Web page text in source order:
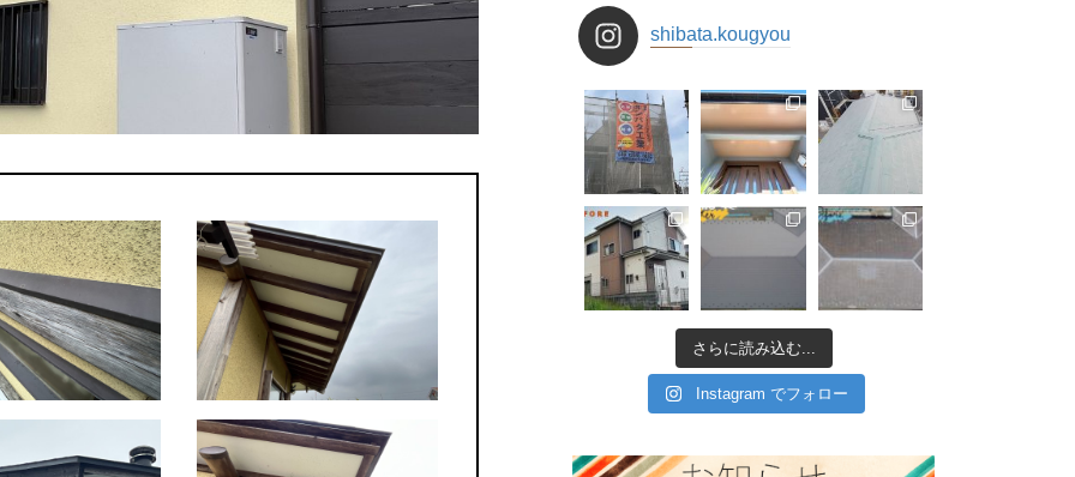
shibata.kougyou
さらに読み込む...
Instagram でフォロー